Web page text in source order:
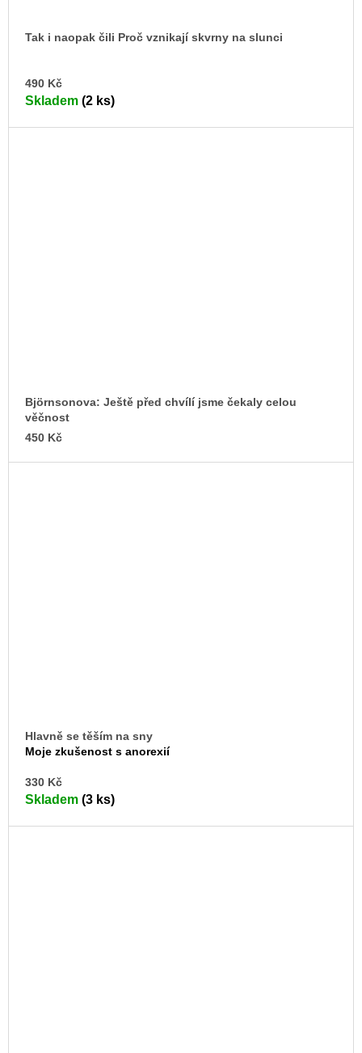
Tak i naopak čili Proč vznikají skvrny na slunci
490 Kč
Skladem (2 ks)
Björnsonova: Ještě před chvílí jsme čekaly celou
věčnost
450 Kč
Hlavně se těším na sny
Moje zkušenost s anorexií
330 Kč
Skladem (3 ks)